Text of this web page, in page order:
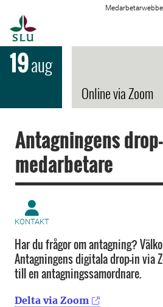
19aug
Online via Zoom
Antagningens
medarbetare
KONTAKT
Har du frågor om antagning?
Antagningens digitala drop-in via
till en antagningssamordnare.
Delta via Zoom